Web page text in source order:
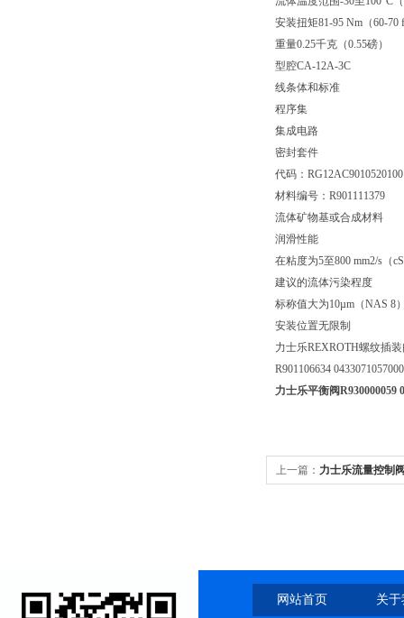
安装扭矩81-95 Nm（60-70
重量0.25千克（0.55磅）
型腔CA-12A-3C
线条体和标准
程序集
集成电路
密封套件
代码：RG12AC9010520100
材料编号：R901111379
流体矿物基或合成材料
润滑性能
在粘度为5至800 mm2/s（
建议的流体污染程度
标称值大为10µm（NAS 8
安装位置无限制
力士乐REXROTH螺纹插
R901106634
力士乐平衡阀R930000059
上一篇： 力士乐流量控制
网站首页 关